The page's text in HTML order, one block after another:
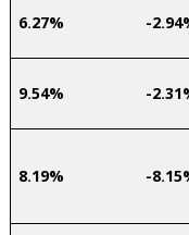
-
6.27%
-
9.54%
-
8.19%